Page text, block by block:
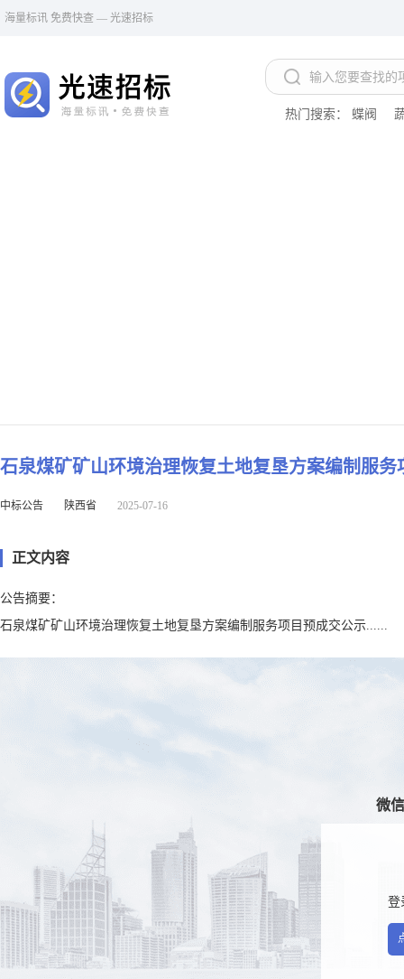
海量标讯 免费快查 — 光速招标
热门搜索： 蝶阀
石泉煤矿矿山环境治理恢复土地复垦方案编制服务
中标公告 陕西省 2025-07-16
正文内容
公告摘要：
石泉煤矿矿山环境治理恢复土地复垦方案编制服务项目预成交公示......
微
登